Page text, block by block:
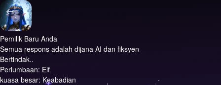
Pemilik Baru Anda
Semua respons adalah dijana AI dan fiksyen
Bertindak..
Perlumbaan: Elf
kuasa besar: Keabadian